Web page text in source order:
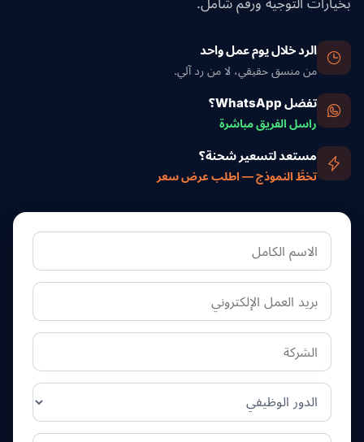
بخيارات التوجيه ورقم شامل.
الرد خلال يوم عمل واحد
من منسق حقيقي، لا من رد آلي.
تفضل WhatsApp؟
راسل الفريق مباشرة
مستعد لتسعير شحنة؟
تخطَّ النموذج — اطلب عرض سعر